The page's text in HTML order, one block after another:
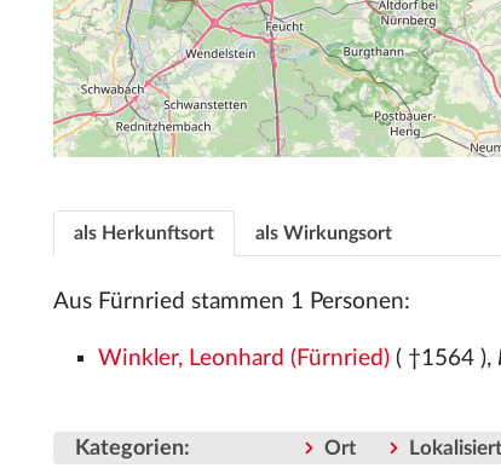
als Herkunftsort als Wirkungsort
Aus Fürnried stammen 1 Personen:
Winkler, Leonhard (Fürnried) ( †1564 ),
Kategorien: Ort